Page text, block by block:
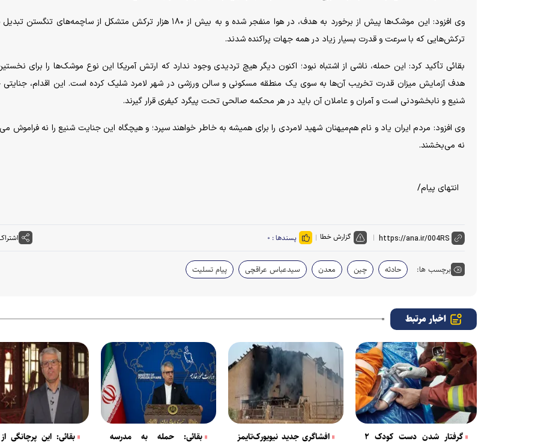
وی افزود: این موشک‌ها پیش از برخورد به هدف، در هوا منفجر شده و به بیش از ۱۸۰ هزار ترکش متشکل از ساچمه‌های
ترکش‌هایی که با سرعت و قدرت بسیار زیاد در همه جهات پراکنده شدند.
بقائی تأکید کرد: این حمله، ناشی از اشتباه نبود؛ اکنون دیگر هیچ تردیدی وجود ندارد که ارتش آمریکا این نوع موشک‌ها را برای
هدف آزمایش میزان قدرت تخریب آن‌ها به سوی یک منطقه مسکونی و سالن ورزشی در شهر لامرد شلیک کرده است. این اقدام، جنایتی
شنیع و نابخشودنی است و آمران و عاملان آن باید در هر محکمه صالحی تحت پیگرد کیفری قرار گیرند.
وی افزود: مردم ایران یاد و نام هم‌میهنان شهید لامردی را برای همیشه به خاطر خواهند سپرد؛ و هیچگاه این جنایت شنیع را نه فراموش
نه می‌بخشند.
انتهای پیام/
گزارش خطا پسندها : ۰
برچسب ها: حادثه چین معدن سیدعباس عراقچی پیام تسلیت
اخبار مرتبط
گرفتار شدن دست کودک ۲
افشاگری جدید نیویورک‌تایمز
بقائی: حمله به مدرسه
بقائی: این پرچانگی